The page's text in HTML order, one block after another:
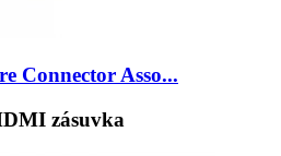
Connector Asso...
zásuvka